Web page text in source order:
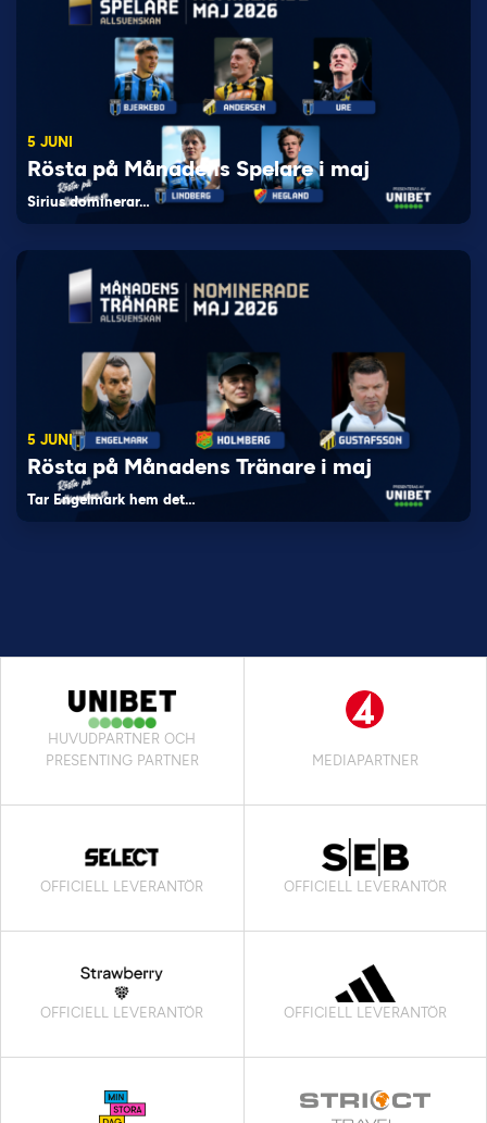
5 JUNI
Rösta på Månadens Spelare i maj
Sirius dominerar…
5 JUNI
Rösta på Månadens Tränare i maj
Tar Engelmark hem det…
HUVUDPARTNER OCH
PRESENTING PARTNER
MEDIAPARTNER
OFFICIELL LEVERANTÖR OFFICIELL LEVERANTÖR
OFFICIELL LEVERANTÖR OFFICIELL LEVERANTÖR